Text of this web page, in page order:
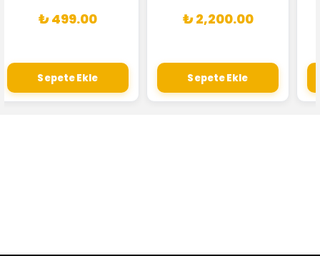
₺ 499.00
Sepete Ekle
₺ 2,200.00
Sepete Ekle